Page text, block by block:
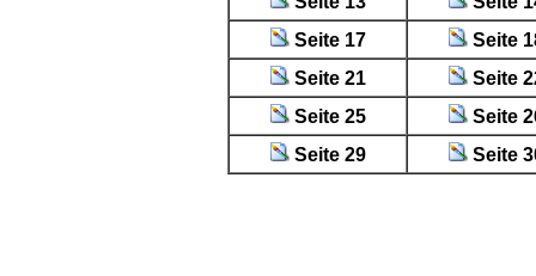
Seite 17
Seite
Seite 21
Seite
Seite 25
Seite
Seite 29
Seite